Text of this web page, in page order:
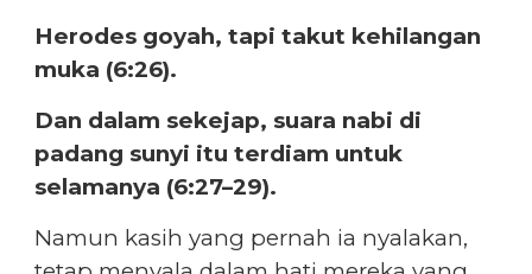
Herodes goyah, tapi takut kehilangan
muka (6:26).
Dan dalam sekejap, suara nabi di
padang sunyi itu terdiam untuk
selamanya (6:27–29).
Namun kasih yang pernah ia nyalakan,